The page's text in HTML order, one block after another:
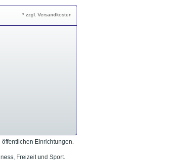
* zzgl. Versandkosten
Einrichtungen.
Freizeit und Sport.